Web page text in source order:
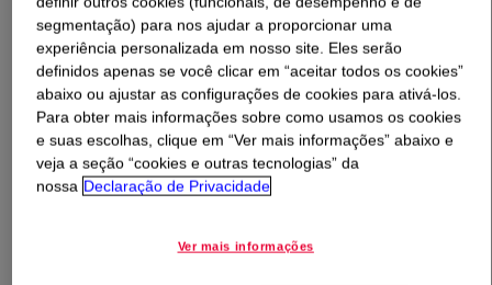
Low solids, ammonium polyacrylate solution which has
been designed as a thickening agent for water borne
paints. The low solids offer easy handling and addition
during paint manufacture. Offers improvement in flow
and leveling performance compared to paints using
cellulosic thickeners.
segmentação) para nos ajudar a proporcionar uma
experiência personalizada em nosso site. Eles serão
definidos apenas se você clicar em “aceitar todos os cookies”
abaixo ou ajustar as configurações de cookies para ativá-los.
Para obter mais informações sobre como usamos os cookies
e suas escolhas, clique em “Ver mais informações” abaixo e
veja a seção “cookies e outras tecnologias” da
nossa Declaração de Privacidade
Ver mais informações